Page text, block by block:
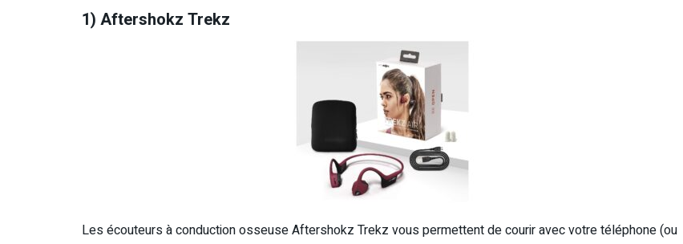
1) Aftershokz Trekz
Les écouteurs à conduction osseuse Aftershokz Trekz vous permettent de courir avec votre téléphone (ou